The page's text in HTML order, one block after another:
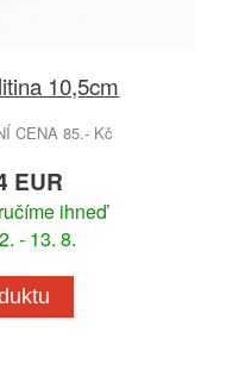
10,5cm
CENA 85.- Kč
EUR
ihneď
- 13. 8.